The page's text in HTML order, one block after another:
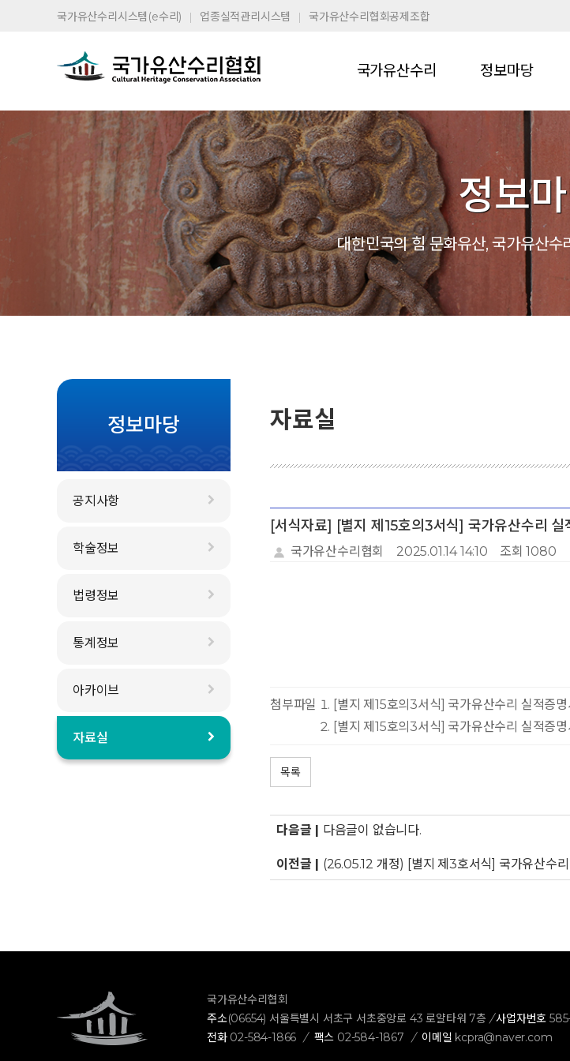
국가유산수리시스템(e수리) 업종실적관리시스템 국가유산수리협회공제조합
국가유산수리 정보마당
정보
대한민국의 힘 문화유산,국가유산수
정보마당
공지사항
학술정보
법령정보
통계정보
아카이브
자료실
자료실
[서식자료] [별지 제15호의3서식] 국가유산수리
국가유산수리협회 2025.01.14 14:10 조회 1080
첨부파일 [별지 제15호의3서식] 국가유산수리 실적증
[별지 제15호의3서식] 국가유산수리 실적증
목록
다음글 | 다음글이 없습니다.
이전글 | (26.05.12 개정) [별지 제3호서식] 국가유산수
국가유산수리협회
주소(06654) 서울특별시 서초구 서초중앙로 43 로얄타워 7층 /사업자번호
전화 02-584-1866 / 팩스 02-584-1867 / 이메일 kcpra@naver.com